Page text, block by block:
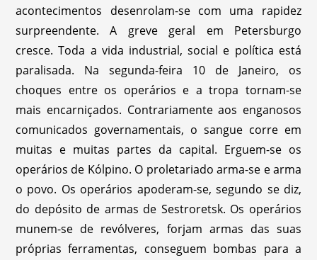
acontecimentos desenrolam-se com uma rapidez
surpreendente. A greve geral em Petersburgo
cresce. Toda a vida industrial, social e política está
paralisada. Na segunda-feira 10 de Janeiro, os
choques entre os operários e a tropa tornam-se
mais encarniçados. Contrariamente aos enganosos
comunicados governamentais, o sangue corre em
muitas e muitas partes da capital. Erguem-se os
operários de Kólpino. O proletariado arma-se e arma
o povo. Os operários apoderam-se, segundo se diz,
do depósito de armas de Sestroretsk. Os operários
munem-se de revólveres, forjam armas das suas
próprias ferramentas, conseguem bombas para a